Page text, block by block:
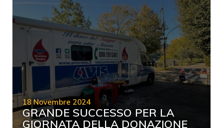
18 Novembre 2024
GRANDE SUCCESSO PER LA
GIORNATA DELLA DONAZIONE